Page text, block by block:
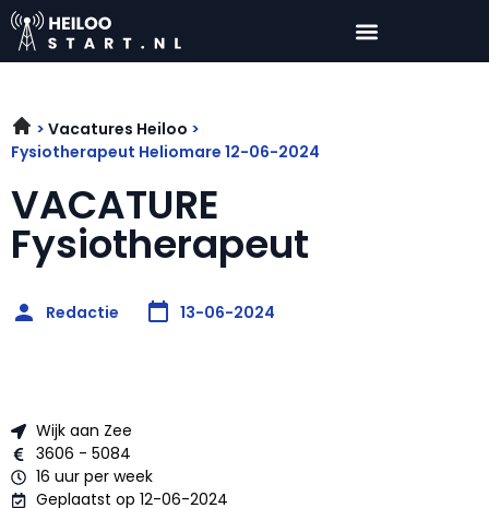
Vacatures Heiloo
Fysiotherapeut Heliomare 12-06-2024
VACATURE
Fysiotherapeut
Redactie 13-06-2024
Wijk aan Zee
3606 - 5084
16 uur per week
Geplaatst op 12-06-2024